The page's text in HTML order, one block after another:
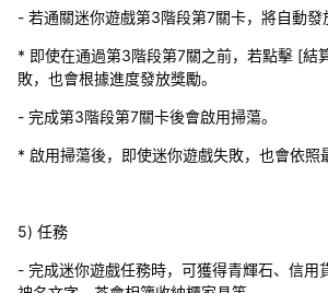
- 若通關迷你遊戲第3階段第7關卡，將自動發
* 即使在通過第3階段第7關之前，若點擊 [結
敗，也會根據進度發放獎勵。
- 完成第3階段第7關卡後會啟用掃蕩。
* 啟用掃蕩後，即使迷你遊戲失敗，也會依照
5) 任務
- 完成迷你遊戲任務時，可獲得青輝石、信用